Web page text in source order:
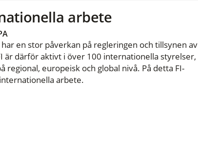
arbete
en stor påverkan på regleringen och tillsynen av
är därför aktivt i över 100 internationella styrelser,
europeisk och global nivå. På detta FI-
arbete.